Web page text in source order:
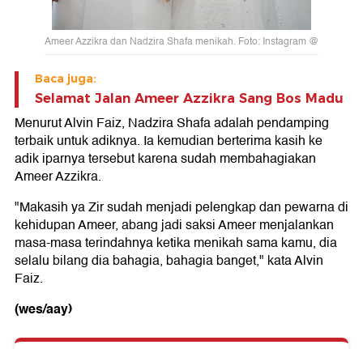
Ameer Azzikra dan Nadzira Shafa menikah. Foto: Instagram @
Baca juga:
Selamat Jalan Ameer Azzikra Sang Bos Madu
Menurut Alvin Faiz, Nadzira Shafa adalah pendamping
terbaik untuk adiknya. Ia kemudian berterima kasih ke
adik iparnya tersebut karena sudah membahagiakan
Ameer Azzikra.
"Makasih ya Zir sudah menjadi pelengkap dan pewarna di
kehidupan Ameer, abang jadi saksi Ameer menjalankan
masa-masa terindahnya ketika menikah sama kamu, dia
selalu bilang dia bahagia, bahagia banget," kata Alvin
Faiz.
(wes/aay)